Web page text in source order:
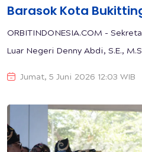
Barasok Kota
ORBITINDONESIA.COM -
Luar Negeri Denny Abdi, S.E.,
Jumat, 5 Juni 2026 12:03 WIB